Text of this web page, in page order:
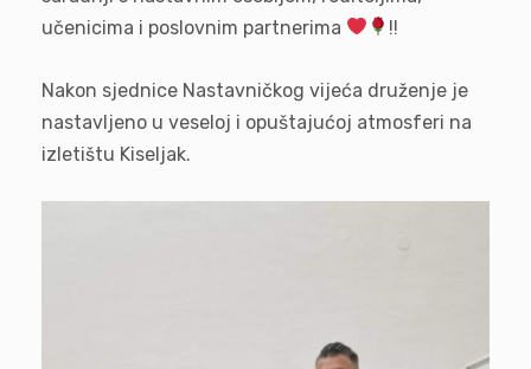
učenicima i poslovnim partnerima
!!
Nakon sjednice Nastavničkog vijeća druženje je
nastavljeno u veseloj i opuštajućoj atmosferi na
izletištu Kiseljak.